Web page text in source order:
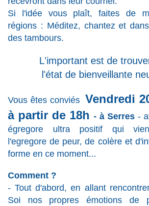
Si l'idée vous plaît, faites de
régions : Méditez, chantez et
des tambours.
L'important est de
l'état de bienveillante
Vous êtes conviés Vendredi
à partir de 18h - à Serres -
égregore ultra positif qui
l'egregore de peur, de colèreet d'
forme en ce moment...
Comment ?
- Tout d'abord, en allant
Soi nos propres émotions de